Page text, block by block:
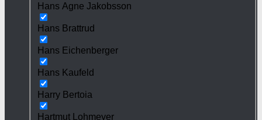
Hans Agne Jakobsson
Hans Brattrud
Hans Eichenberger
Hans Kaufeld
Harry Bertoia
Hartmut Lohmeyer